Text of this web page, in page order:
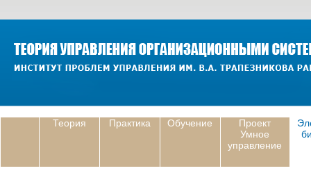
Теория Практика Обучение
Проект
Умное
управление